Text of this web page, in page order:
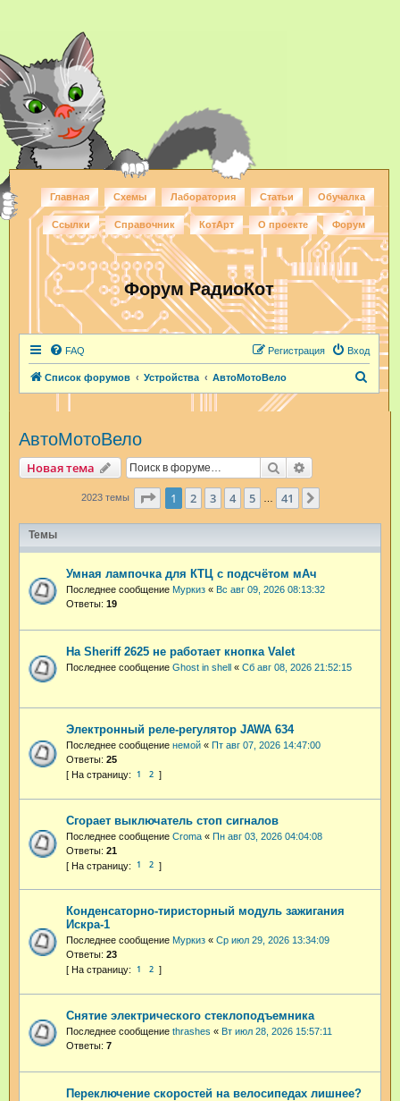
Главная Схемы Лаборатория Статьи Обучалка
Ссылки Справочник КотАрт О проекте Форум
Форум РадиоКот
FAQ Вход
Регистрация
Список форумов Устройства АвтоМотоВело
АвтоМотоВело
Новая тема Поиск
2023 темы Страница из 41
1 2 3 4 5 41
Темы
Умная лампочка для КТЦ с подсчётом мАч
Последнее сообщение Муркиз « Вс авг 09, 2026 08:13:32
Ответы: 19
На Sheriff 2625 не работает кнопка Valet
Последнее сообщение Ghost in shell « Сб авг 08, 2026 21:52:15
Электронный реле-регулятор JAWA 634
Последнее сообщение немой « Пт авг 07, 2026 14:47:00
Ответы: 25
1 2
Сгорает выключатель стоп сигналов
Последнее сообщение Croma « Пн авг 03, 2026 04:04:08
Ответы: 21
1 2
Конденсаторно-тиристорный модуль зажигания
Искра-1
Последнее сообщение Муркиз « Ср июл 29, 2026 13:34:09
Ответы: 23
1 2
Снятие электрического стеклоподъемника
Последнее сообщение thrashes « Вт июл 28, 2026 15:57:11
Ответы: 7
Переключение скоростей на велосипедах лишнее?